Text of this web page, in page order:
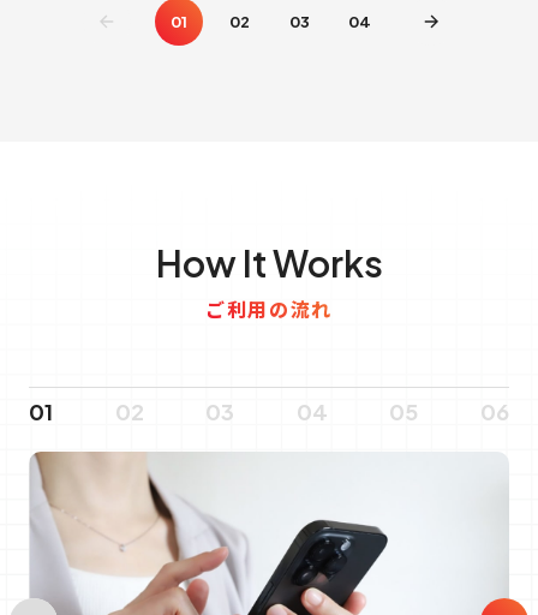
01 02 03 04
How It Works
ご利用の流れ
01 02 03 04 05 06